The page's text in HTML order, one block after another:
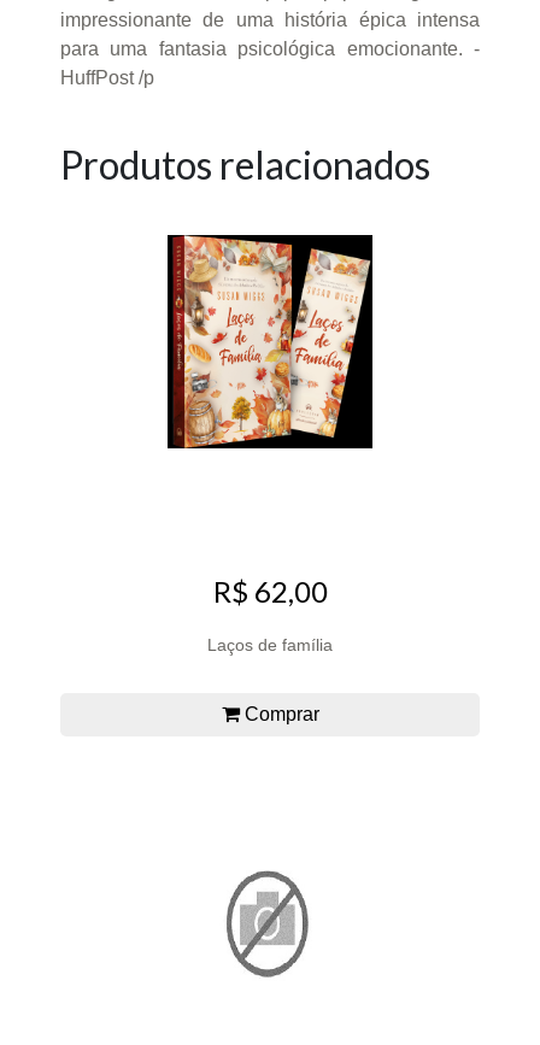
impressionante de uma história épica intensa
para uma fantasia psicológica emocionante. -
HuffPost /p
Produtos relacionados
R$ 62,00
Laços de família
Comprar